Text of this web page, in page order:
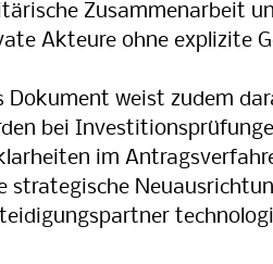
Zusammenarbeit
Akteure ohne explizite
Dokument weist zudem
bei
im
strategische